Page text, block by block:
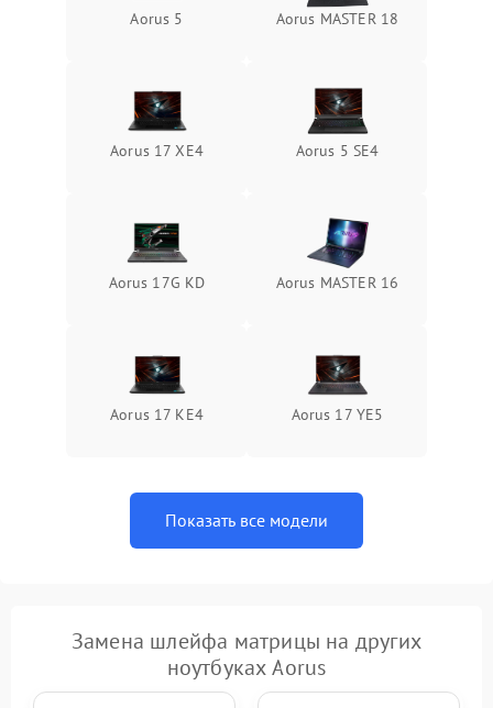
Aorus 5 Aorus MASTER 18
Aorus 17 XE4 Aorus 5 SE4
Aorus 17G KD Aorus MASTER 16
Aorus 17 KE4 Aorus 17 YE5
Показать все модели
Замена шлейфа матрицы на других
ноутбуках Aorus